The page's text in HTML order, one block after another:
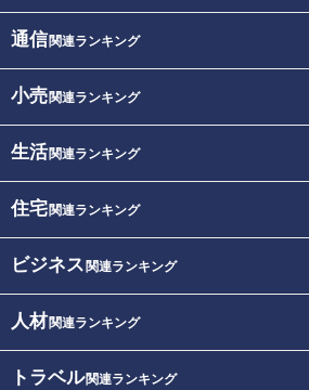
通信関連ランキング
小売関連ランキング
生活関連ランキング
住宅関連ランキング
ビジネス 関連ランキング
人材関連ランキング
トラベル関連ランキング